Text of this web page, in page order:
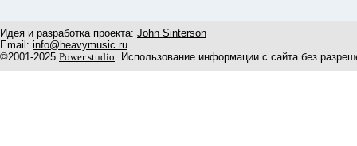
Идея и разработка проекта: John Sinterson
Email: info@heavymusic.ru
©2001-2025 Power studio. Использование информации с сайта без